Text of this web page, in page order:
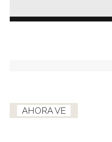
AHORA VE